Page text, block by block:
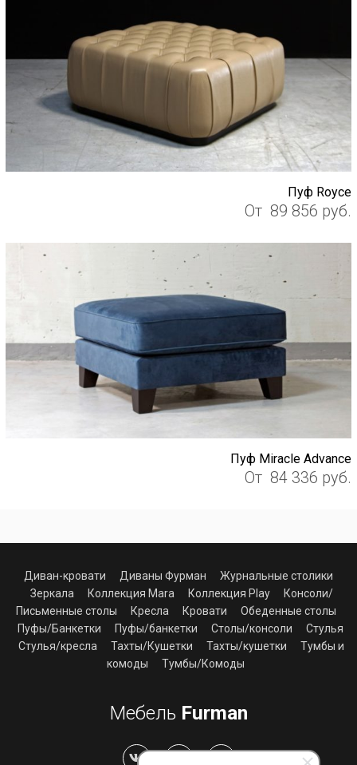
Пуф Royce
От 89 856 руб.
Пуф Miracle Advance
От 84 336 руб.
Диван-кровати Диваны Фурман
Журнальные столики
Зеркала
Коллекция Mara Коллекция Play
Консоли/
Письменные столы
Кресла Кровати
Обеденные столы
Пуфы/Банкетки
Пуфы/банкетки Столы/консоли
Стулья
Стулья/кресла
Тахты/Кушетки Тахты/кушетки
Тумбы и
комоды
Тумбы/Комоды
Мебель Furman